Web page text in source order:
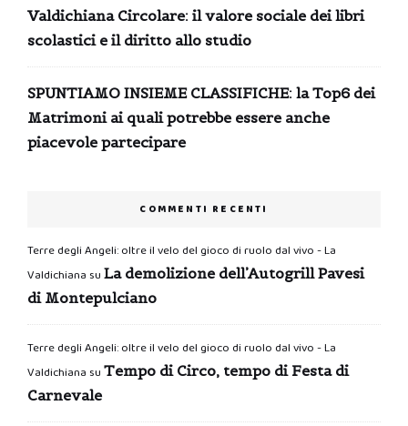
Valdichiana Circolare: il valore sociale dei libri
scolastici e il diritto allo studio
SPUNTIAMO INSIEME CLASSIFICHE: la Top6 dei
Matrimoni ai quali potrebbe essere anche
piacevole partecipare
COMMENTI RECENTI
Terre degli Angeli: oltre il velo del gioco di ruolo dal vivo - La
Valdichiana su La demolizione dell’Autogrill Pavesi
di Montepulciano
Terre degli Angeli: oltre il velo del gioco di ruolo dal vivo - La
Valdichiana su Tempo di Circo, tempo di Festa di
Carnevale